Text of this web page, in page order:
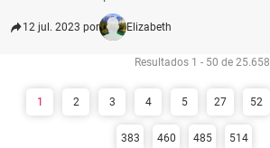
12 jul. 2023 por Elizabeth
Resultados 1 - 50 de 25.658
1 2 3 4 5 27 52
383 460 485 514